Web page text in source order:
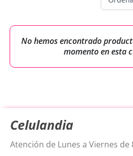
No hemos encontrado
momento en esta
Celulandia
Atención de Lunes a Viernes de